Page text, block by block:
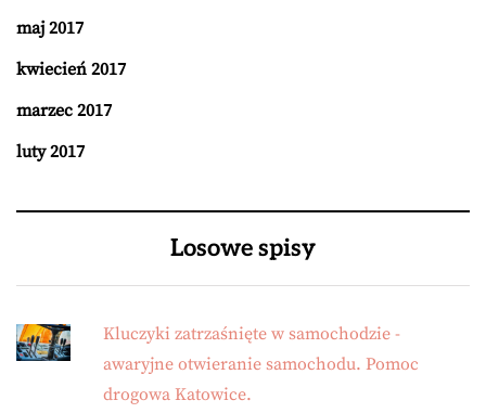
maj 2017
kwiecień 2017
marzec 2017
luty 2017
Losowe spisy
Kluczyki zatrzaśnięte w samochodzie -
awaryjne otwieranie samochodu. Pomoc
drogowa Katowice.